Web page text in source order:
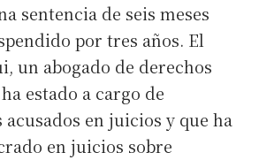
sentencia de seis meses
por tres años. El
un abogado de derechos
estado a cargo de
acusados en juicios y que ha
en juicios sobre